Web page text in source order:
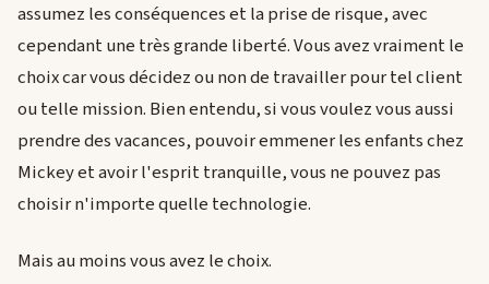
assumez les conséquences et la prise de risque, avec
cependant une très grande liberté. Vous avez vraiment le
choix car vous décidez ou non de travailler pour tel client
ou telle mission. Bien entendu, si vous voulez vous aussi
prendre des vacances, pouvoir emmener les enfants chez
Mickey et avoir l'esprit tranquille, vous ne pouvez pas
choisir n'importe quelle technologie.
Mais au moins vous avez le choix.